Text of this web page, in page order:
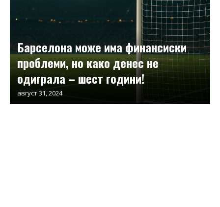
Барселона може има финансиски
проблеми, но како денес не
одиграла – шест години!
август 31, 2024